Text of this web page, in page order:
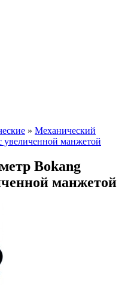
» Механический
увеличенной манжетой
Bokang
манжетой